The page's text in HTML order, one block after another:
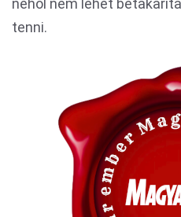
néhol nem lehet
tenni.